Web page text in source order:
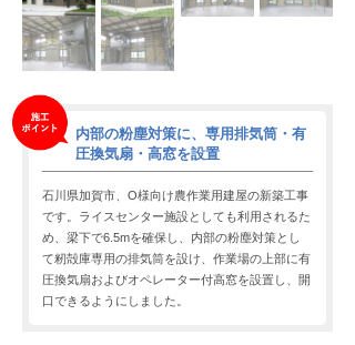
内部の粉塵対策に、専用排気筒・有
圧換気扇・高窓を設置
石川県加賀市、O様向け農作業用建屋の新築工事
です。ライスセンター施設としても利用されるた
め、梁下で6.5mを確保し、内部の粉塵対策とし
て籾殻庫専用の排気筒を設け、作業場の上部に有
圧換気扇およびオペレーター付高窓を設置し、開
口できるようにしました。